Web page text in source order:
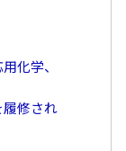
化学、
修され